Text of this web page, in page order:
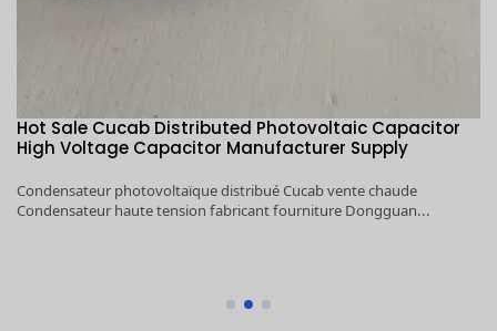
Hot Sale Cucab Distributed Photovoltaic Capacitor
High Voltage Capacitor Manufacturer Supply
Condensateur photovoltaïque distribué Cucab vente chaude
Condensateur haute tension fabricant fourniture Dongguan...